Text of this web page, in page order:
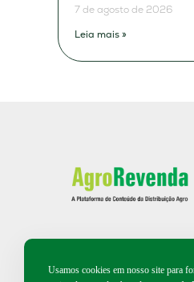
7 de agosto de 2026
Leia mais »
Usamos cookies em nosso site para